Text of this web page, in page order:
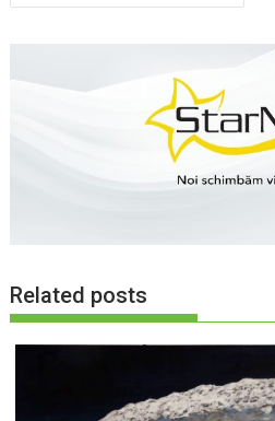
Related posts